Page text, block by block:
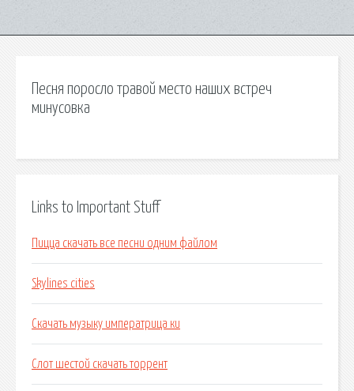
Песня поросло травой место наших встреч
минусовка
Links to Important Stuff
Пицца скачать все песни одним файлом
Skylines cities
Скачать музыку императрица ки
Слот шестой скачать торрент